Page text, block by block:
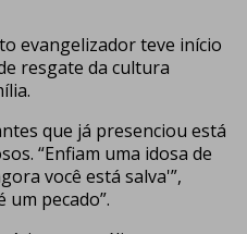
evangelizador teve início
resgate da cultura
que já presenciou está
“Enfiam uma idosa de
você está salva'”,
um pecado”.